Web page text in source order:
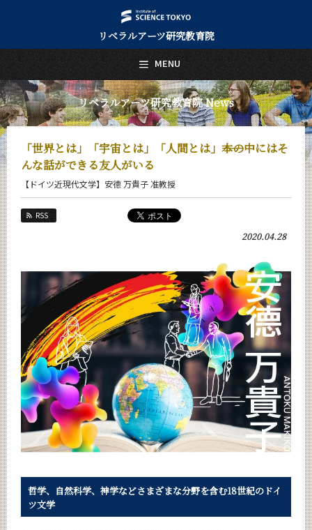
リベラルアーツ研究教育院
リベラルアーツ研究教育院 News
「世界とは」「宇宙とは」「人間とは」――本の中にはそ
んな話ができる友人がいる
【ドイツ近現代文学】安德 万貴子 准教授
RSS
2020.04.28
哲学、自然科学、神学などさまざまな分野を含む18世紀のドイ
ツ文学
MENU
日本語 English
トップページ
Top Page
リベラルアーツ研究教育院について
About Us
教育
Education
研究
教員紹介
faculty
リベラルアーツ研究教育院 News
News
News 一覧
カテゴリ別
月別
イベントカレンダー
Event Calendar